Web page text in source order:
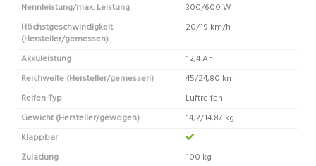
Nennleistung/max. Leistung
300/600 W
Höchstgeschwindigkeit
(Hersteller/gemessen)
20/19 km/h
Akkuleistung
12,4 Ah
Reichweite (Hersteller/gemessen)
45/24,80 km
Reifen-Typ
Luftreifen
Gewicht (Hersteller/gewogen)
14,2/14,87 kg
Klappbar
Zuladung
100 kg